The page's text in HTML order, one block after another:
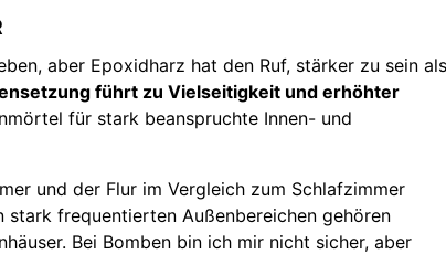
aber Epoxidharz hat den Ruf, stärker zu sein als
führt zu Vielseitigkeit und erhöhter
für stark beanspruchte Innen- und
und der Flur im Vergleich zum Schlafzimmer
frequentierten Außenbereichen gehören
Bei Bomben bin ich mir nicht sicher, aber